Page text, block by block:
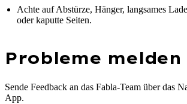
Achte auf Abstürze, Hänger, langsames
oder kaputte Seiten.
Probleme melden
Sende Feedback an das Fabla-Team über das
App.